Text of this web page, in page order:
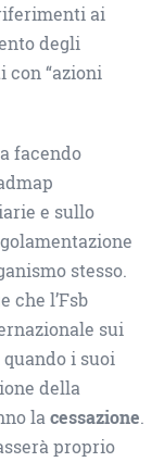
ai
degli
“azioni
facendo
e sullo
stesso.
che l’Fsb
sui
i suoi
della
lacessazione.
proprio